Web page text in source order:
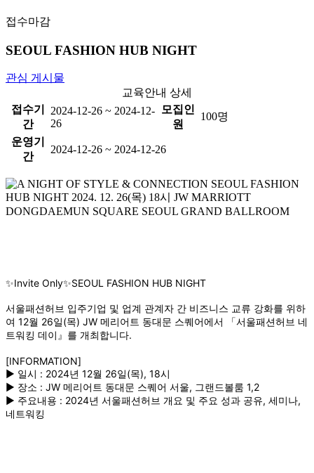
접수마감
SEOUL FASHION HUB NIGHT
관심 게시물
교육안내 상세
접수기
간
2024-12-26 ~ 2024-12-
26
모집인
원
100명
운영기
간
2024-12-26 ~ 2024-12-26
✨Invite Only✨SEOUL FASHION HUB NIGHT
서울패션허브 입주기업 및 업계 관계자 간 비즈니스 교류 강화를 위하
여 12월 26일(목) JW 메리어트 동대문 스퀘어에서 「서울패션허브 네
트워킹 데이』를 개최합니다.
[INFORMATION]
▶ 일시 : 2024년 12월 26일(목), 18시
▶ 장소 : JW 메리어트 동대문 스퀘어 서울, 그랜드볼룸 1,2
▶ 주요내용 : 2024년 서울패션허브 개요 및 주요 성과 공유, 세미나,
네트워킹